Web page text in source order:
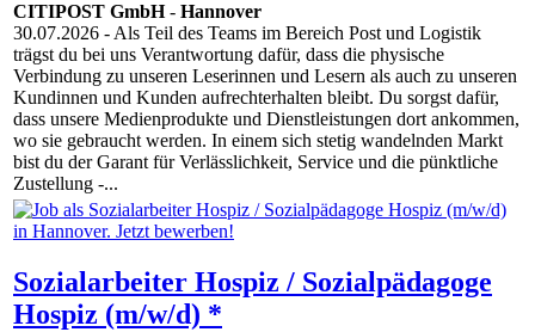
CITIPOST GmbH- Hannover
30.07.2026 - Als Teil des Teams im Bereich Post und Logistik
trägst du bei uns Verantwortung dafür, dass die physische
Verbindung zu unseren Leserinnen und Lesern als auch zu unseren
Kundinnen und Kunden aufrechterhalten bleibt. Du sorgst dafür,
dass unsere Medienprodukte und Dienstleistungen dort ankommen,
wo sie gebraucht werden. In einem sich stetig wandelnden Markt
bist du der Garant für Verlässlichkeit, Service und die pünktliche
Zustellung -...
Sozialarbeiter Hospiz / Sozialpädagoge
Hospiz (m/w/d) *